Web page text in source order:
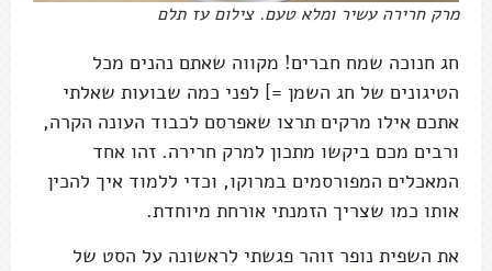
מרק חרירה עשיר ומלא טעם. צילום עז תלם
חג חנוכה שמח חברים! מקווה שאתם נהנים מכל
הטיגונים של חג השמן =] לפני כמה שבועות שאלתי
אתכם אילו מרקים תרצו שאפרסם לכבוד העונה הקרה,
ורבים מכם ביקשו מתכון למרק חרירה. זהו אחד
המאכלים המפורסמים במרוקו, וכדי ללמוד איך להכין
אותו כמו שצריך הזמנתי אורחת מיוחדת.
את השפית נופר זוהר פגשתי לראשונה על הסט של